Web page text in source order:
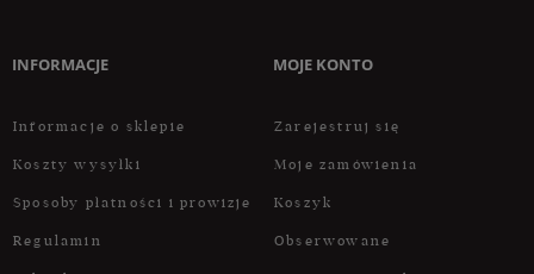
INFORMACJE
Informacje o sklepie
Koszty wysyłki
Sposoby płatności i prowizje
Regulamin
MOJE KONTO
Zarejestruj się
Moje zamówienia
Koszyk
Obserwowane